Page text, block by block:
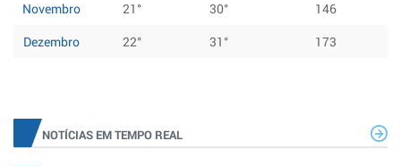
Novembro
21° 30°
146
Dezembro
22° 31° 173
NOTÍCIAS EM TEMPO REAL